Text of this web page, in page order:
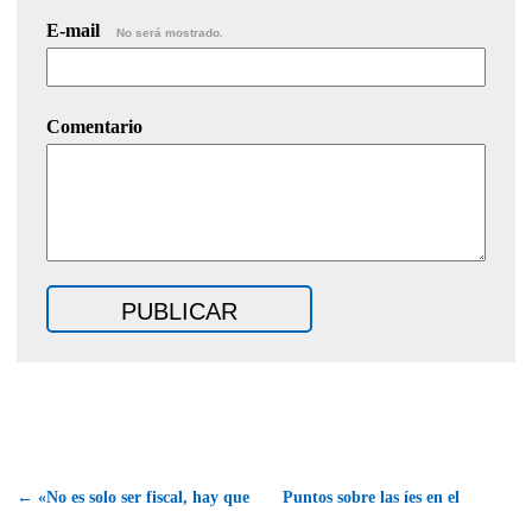
E-mail No será mostrado.
Comentario
← «No es solo ser fiscal, hay que
Puntos sobre las íes en el